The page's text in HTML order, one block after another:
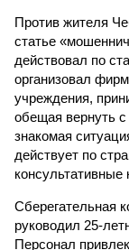
Против жителя
статье
действовал по
организовал
учреждения,
обещая вернуть
знакомая
действует по
Сберегательная
руководил 25-
Персонал